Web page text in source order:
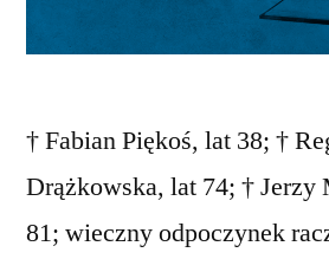
† Fabian Piękoś, lat 38; †
Drążkowska, lat 74; †
81; wieczny odpoczynek